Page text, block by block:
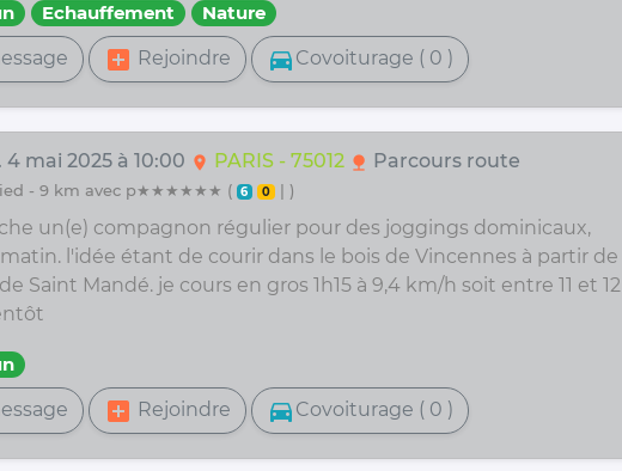
Echauffement Nature
add_box Rejoindre directions_car Covoiturage ( 0 )
4 mai 2025 à 10:00 location_on PARIS - 75012 nature Parcours route
- 9 km avec p★★★★★★ ( 6 0 | )
un(e) compagnon régulier pour des joggings dominicaux,
l'idée étant de courir dans le bois de Vincennes à partir de
Saint Mandé. je cours en gros 1h15 à 9,4 km/h soit entre 11 et 12
add_box Rejoindre directions_car Covoiturage ( 0 )